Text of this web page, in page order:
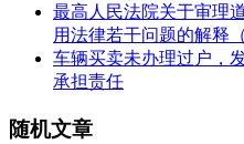
最高人民法院关于审理
用法律若干问题的解释（
车辆买卖未办理过户，
承担责任
随机文章